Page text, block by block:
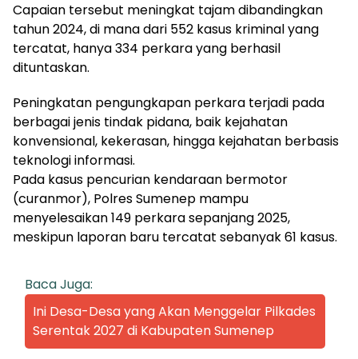
Capaian tersebut meningkat tajam dibandingkan
tahun 2024, di mana dari 552 kasus kriminal yang
tercatat, hanya 334 perkara yang berhasil
dituntaskan.
Peningkatan pengungkapan perkara terjadi pada
berbagai jenis tindak pidana, baik kejahatan
konvensional, kekerasan, hingga kejahatan berbasis
teknologi informasi.
Pada kasus pencurian kendaraan bermotor
(curanmor), Polres Sumenep mampu
menyelesaikan 149 perkara sepanjang 2025,
meskipun laporan baru tercatat sebanyak 61 kasus.
Baca Juga:
Ini Desa-Desa yang Akan Menggelar Pilkades
Serentak 2027 di Kabupaten Sumenep